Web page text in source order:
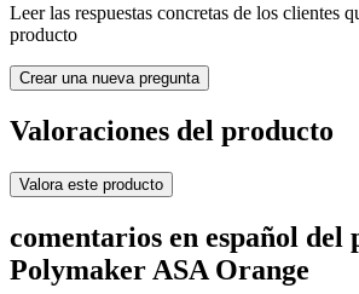
Leer las respuestas concretas de los clientes
producto
Crear una nueva pregunta
Valoraciones del producto
Valora este producto
comentarios en español del
Polymaker ASA Orange